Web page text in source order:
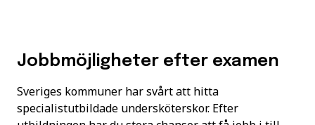
Jobbmöjligheter efter examen
Sveriges kommuner har svårt att hitta
specialistutbildade undersköterskor. Efter